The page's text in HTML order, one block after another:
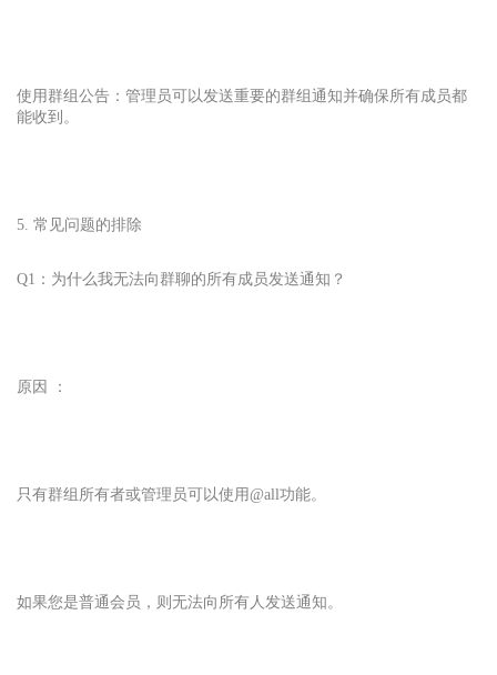
使用群组公告：管理员可以发送重要的群组通知并确保所有成员都
能收到。
5. 常见问题的排除
Q1：为什么我无法向群聊的所有成员发送通知？
原因 ：
只有群组所有者或管理员可以使用@all功能。
如果您是普通会员，则无法向所有人发送通知。